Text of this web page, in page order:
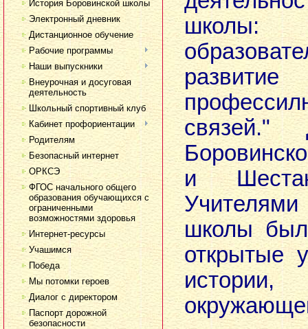
История Боровинской школы
Электронный дневник
Дистанционное обучение
Рабочие программы
Наши выпускники
Внеурочная и досуговая
деятельность
Школьный спортивный клуб
Кабинет профориентации
Родителям
Безопасный интернет
ОРКСЭ
ФГОС начального общего
образования обучающихся с
ограниченными
возможностями здоровья
Интернет-ресурсы
Учашимся
Победа
Мы потомки героев
Диалог с директором
Паспорт дорожной
безопасности
школы:
развитие
связей."
и
школы
открытые
истории,